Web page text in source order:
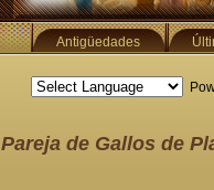
Antigüedades
Pareja de Gallos de